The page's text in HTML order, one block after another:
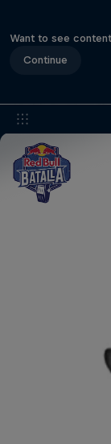
Want to see
Continue